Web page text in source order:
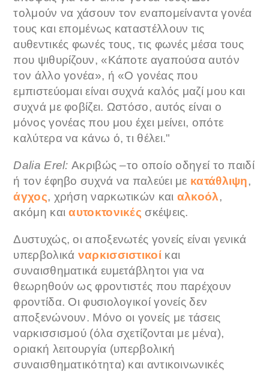
τολμούν να χάσουν τον εναπομείναντα γονέα
τους και επομένως καταστέλλουν τις
αυθεντικές φωνές τους, τις φωνές μέσα τους
που ψιθυρίζουν, «Κάποτε αγαπούσα αυτόν
τον άλλο γονέα», ή «Ο γονέας που
εμπιστεύομαι είναι συχνά καλός μαζί μου και
συχνά με φοβίζει. Ωστόσο, αυτός είναι ο
μόνος γονέας που μου έχει μείνει, οπότε
καλύτερα να κάνω ό, τι θέλει."
Dalia Erel:Ακριβώς –το οποίο οδηγεί το παιδί
ή τον έφηβο συχνά να παλεύει με κατάθλιψη,
άγχος, χρήση ναρκωτικών και αλκοόλ,
ακόμη καιαυτοκτονικές σκέψεις.
Δυστυχώς, οι αποξενωτές γονείς είναι γενικά
υπερβολικά ναρκισσιστικοίκαι
συναισθηματικά ευμετάβλητοι για να
θεωρηθούν ως φροντιστές που παρέχουν
φροντίδα. Οι φυσιολογικοί γονείς δεν
αποξενώνουν. Μόνο οι γονείς με τάσεις
ναρκισσισμού (όλα σχετίζονται με μένα),
οριακή λειτουργία (υπερβολική
συναισθηματικότητα) και αντικοινωνικές